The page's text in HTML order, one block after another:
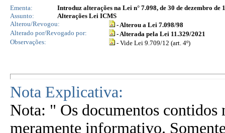
Ementa:
Introduz alterações na Lei n° 7.098, de 30 de dezembro de
Assunto:
Alterações Lei ICMS
Alterou/Revogou:
- Alterou a Lei 7.098/98
Alterado por/Revogado por:
- Alterada pela Lei 11.329/2021
Observações:
- Vide Lei 9.709/12 (art. 4º)
Nota Explicativa:
Nota: " Os documentos contidos
meramente informativo.